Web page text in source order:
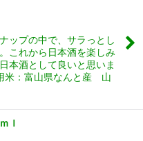
ップの中で、サラっとし
これから日本酒を楽しみ
本酒として良いと思いま
米：富山県なんと産 山
ｌ